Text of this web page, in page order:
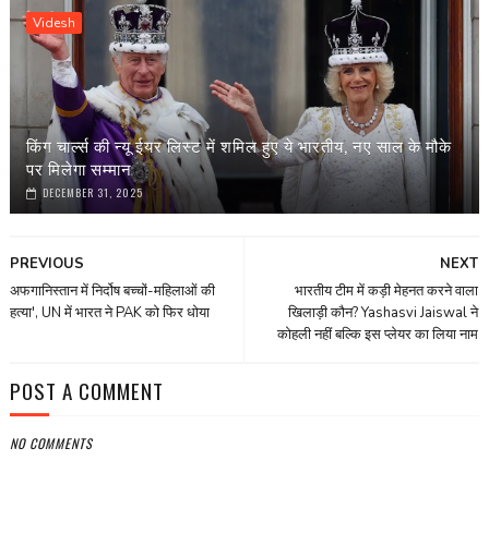
Videsh
किंग चार्ल्स की न्यू ईयर लिस्ट में शमिल हुए ये भारतीय, नए साल के मौके
पर मिलेगा सम्मान
DECEMBER 31, 2025
NEXT
भारतीय टीम में कड़ी मेहनत करने वाला
खिलाड़ी कौन? Yashasvi Jaiswal ने
कोहली नहीं बल्कि इस प्‍लेयर का लिया नाम
PREVIOUS
अफगानिस्तान में निर्दोष बच्चों-महिलाओं की
हत्या', UN में भारत ने PAK को फिर धोया
POST A COMMENT
NO COMMENTS